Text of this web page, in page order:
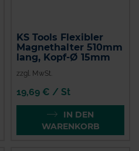
KS Tools Flexibler
Magnethalter 510mm
lang, Kopf-Ø 15mm
zzgl. MwSt.
19,69 € / St
IN DEN
WARENKORB